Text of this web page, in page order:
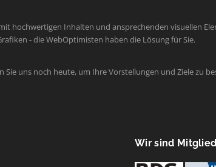
hochwertigen Inhalten und ansprechenden visuellen
- die WebOptimisten haben die Lösung für Sie.
uns noch heute, um Ihre Vorstellungen und Ziele zu
Wir sind